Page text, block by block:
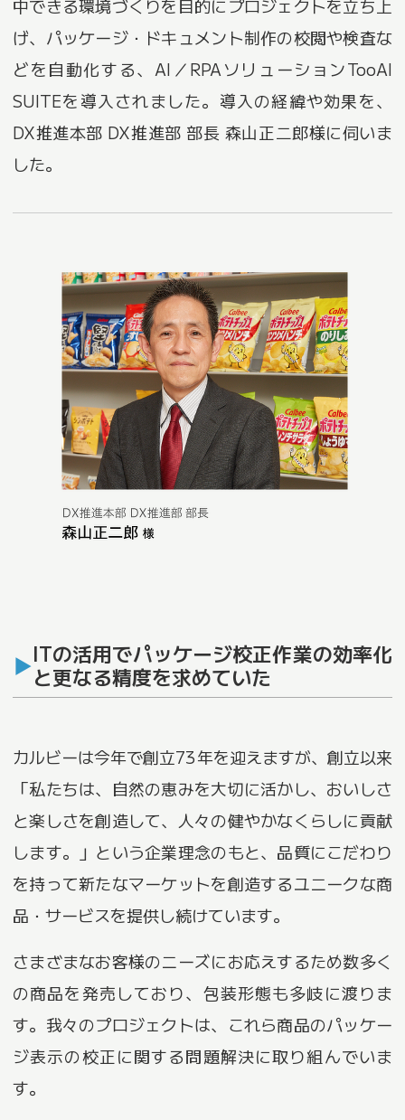
中できる環境づくりを目的にプロジェクトを立ち上
げ、パッケージ・ドキュメント制作の校閲や検査な
どを自動化する、AI／RPAソリューションTooAI
SUITEを導入されました。導入の経緯や効果を、
DX推進本部 DX推進部 部長 森山正二郎様に伺いま
した。
ITの活用でパッケージ校正作業の効率化
と更なる精度を求めていた
カルビーは今年で創立73年を迎えますが、創立以来
「私たちは、自然の恵みを大切に活かし、おいしさ
と楽しさを創造して、人々の健やかなくらしに貢献
します。」という企業理念のもと、品質にこだわり
を持って新たなマーケットを創造するユニークな商
品・サービスを提供し続けています。
さまざまなお客様のニーズにお応えするため数多く
の商品を発売しており、包装形態も多岐に渡りま
す。我々のプロジェクトは、これら商品のパッケー
ジ表示の校正に関する問題解決に取り組んでいま
す。